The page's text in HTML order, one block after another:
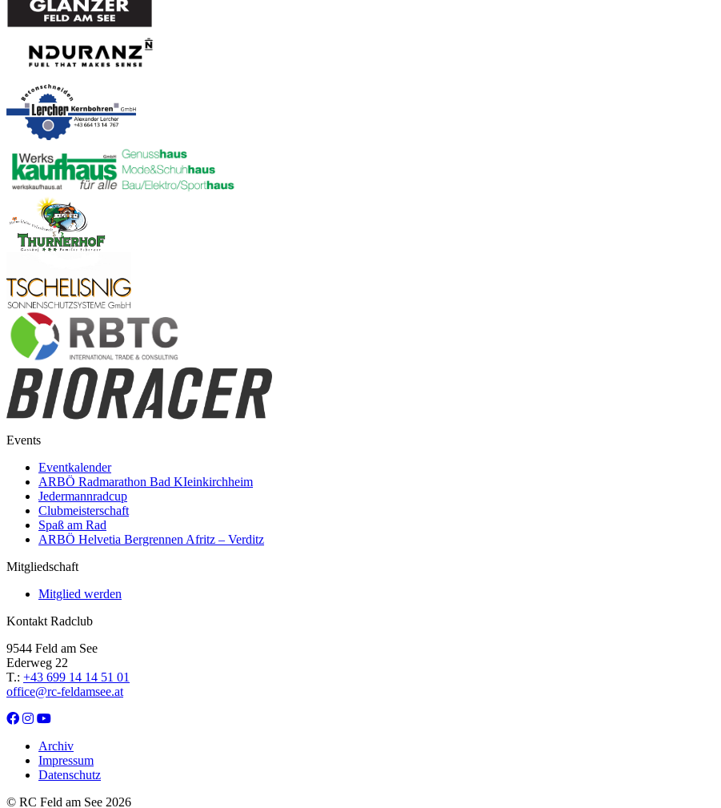
Events
Eventkalender
ARBÖ Radmarathon Bad KIeinkirchheim
Jedermannradcup
Clubmeisterschaft
Spaß am Rad
ARBÖ Helvetia Bergrennen Afritz – Verditz
Mitgliedschaft
Mitglied werden
Kontakt Radclub
9544 Feld am See
Ederweg 22
T.: +43 699 14 14 51 01
office@rc-feldamsee.at
Archiv
Impressum
Datenschutz
© RC Feld am See 2026